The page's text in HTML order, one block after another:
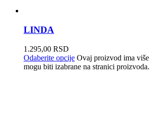
LINDA
1.295,00 RSD
Odaberite opcije Ovaj proizvod ima
mogu biti izabrane na stranici proizvoda.